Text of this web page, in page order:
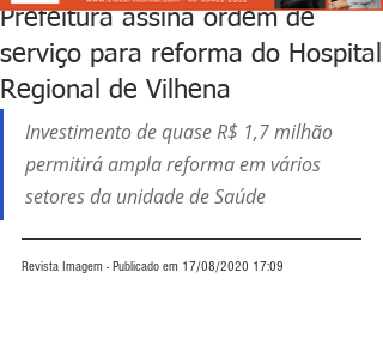
Prefeitura assina ordem de
serviço para reforma do Hospital
Regional de Vilhena
Investimento de quase R$ 1,7 milhão
permitirá ampla reforma em vários
setores da unidade de Saúde
Revista Imagem - Publicado em 17/08/2020 17:09